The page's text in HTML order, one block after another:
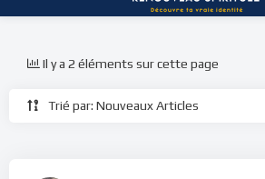
Trié par: Nouveaux Articles
Il y a 2 éléments sur cette page